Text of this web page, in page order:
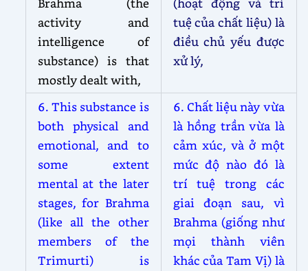
activity and
intelligence of
substance) is that
mostly dealt with,
tuệ của chất liệu) là
điều chủ yếu được
xử lý,
6. This substance is
both physical and
emotional, and to
some extent
mental at the later
stages, for Brahma
(like all the other
members of the
Trimurti) is
6. Chất liệu này vừa
là hồng trần vừa là
cảm xúc, và ở một
mức độ nào đó là
trí tuệ trong các
giai đoạn sau, vì
Brahma (giống như
mọi thành viên
khác của Tam Vị) là